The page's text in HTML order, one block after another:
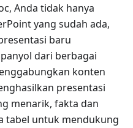
Anda tidak hanya
yang sudah ada,
baru
dari berbagai
konten
presentasi
menarik, fakta dan
tabel untuk mendukung